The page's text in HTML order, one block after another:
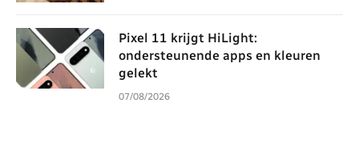
Pixel 11 krijgt HiLight:
ondersteunende apps en kleuren
gelekt
07/08/2026